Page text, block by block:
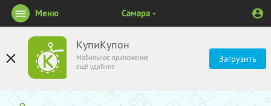
КупиКупон
Мобильное приложение
ещё удобнее
Загрузить
Меню Самара